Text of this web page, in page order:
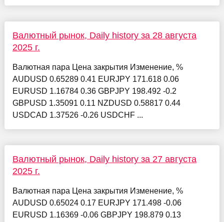
Валютный рынок, Daily history за 28 августа
2025 г.
Валютная пара Цена закрытия Изменение, %
AUDUSD 0.65289 0.41 EURJPY 171.618 0.06
EURUSD 1.16784 0.36 GBPJPY 198.492 -0.2
GBPUSD 1.35091 0.11 NZDUSD 0.58817 0.44
USDCAD 1.37526 -0.26 USDCHF ...
Валютный рынок, Daily history за 27 августа
2025 г.
Валютная пара Цена закрытия Изменение, %
AUDUSD 0.65024 0.17 EURJPY 171.498 -0.06
EURUSD 1.16369 -0.06 GBPJPY 198.879 0.13